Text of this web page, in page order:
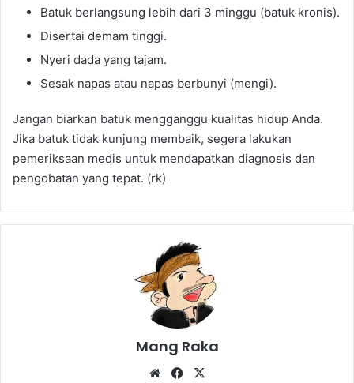
Batuk berlangsung lebih dari 3 minggu (batuk kronis).
Disertai demam tinggi.
Nyeri dada yang tajam.
Sesak napas atau napas berbunyi (mengi).
Jangan biarkan batuk mengganggu kualitas hidup Anda.
Jika batuk tidak kunjung membaik, segera lakukan
pemeriksaan medis untuk mendapatkan diagnosis dan
pengobatan yang tepat. (rk)
Mang Raka
WebsiteFacebook